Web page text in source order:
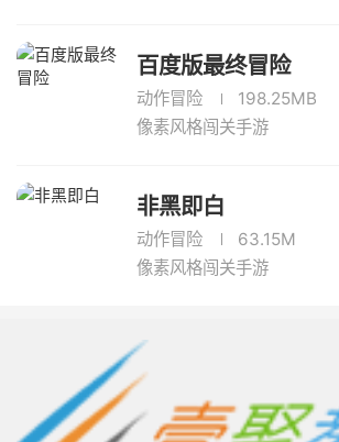
百度版最终冒险
动作冒险
198.25MB
像素风格闯关手游
非黑即白
动作冒险
63.15M
像素风格闯关手游